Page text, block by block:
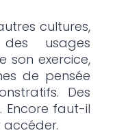
cultures,
usages
son exercice,
de pensée
Des
Encore faut-il
accéder.